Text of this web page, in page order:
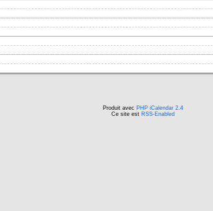
Produit avec PHP iCalendar 2.4
Ce site est RSS-Enabled